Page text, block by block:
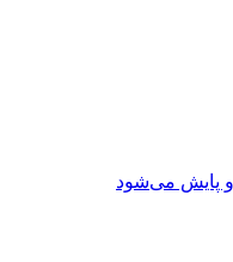
و پایش می‌شود